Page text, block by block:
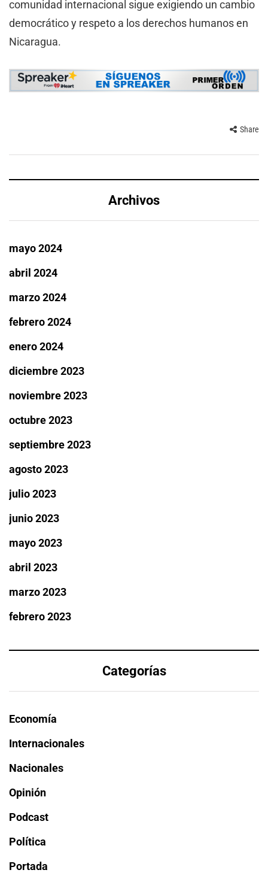
comunidad internacional sigue exigiendo un cambio
democrático y respeto a los derechos humanos en
Nicaragua.
Share
Archivos
mayo 2024
abril 2024
marzo 2024
febrero 2024
enero 2024
diciembre 2023
noviembre 2023
octubre 2023
septiembre 2023
agosto 2023
julio 2023
junio 2023
mayo 2023
abril 2023
marzo 2023
febrero 2023
Categorías
Economía
Internacionales
Nacionales
Opinión
Podcast
Política
Portada